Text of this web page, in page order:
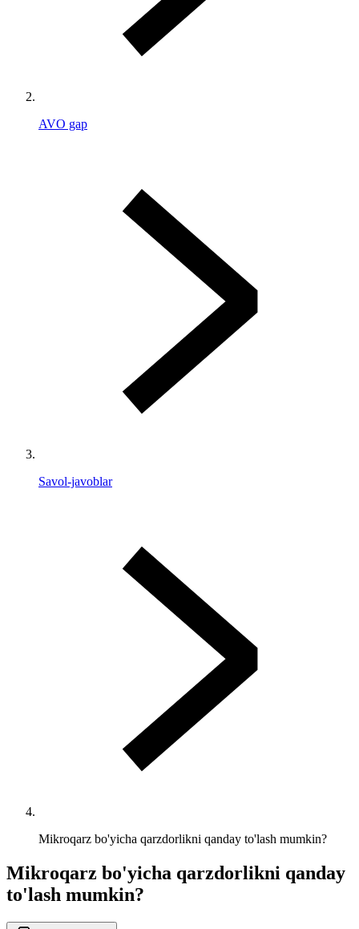
AVO gap
Savol-javoblar
Mikroqarz bo'yicha qarzdorlikni qanday to'lash mumkin?
Mikroqarz bo'yicha qarzdorlikni qanday
to'lash mumkin?